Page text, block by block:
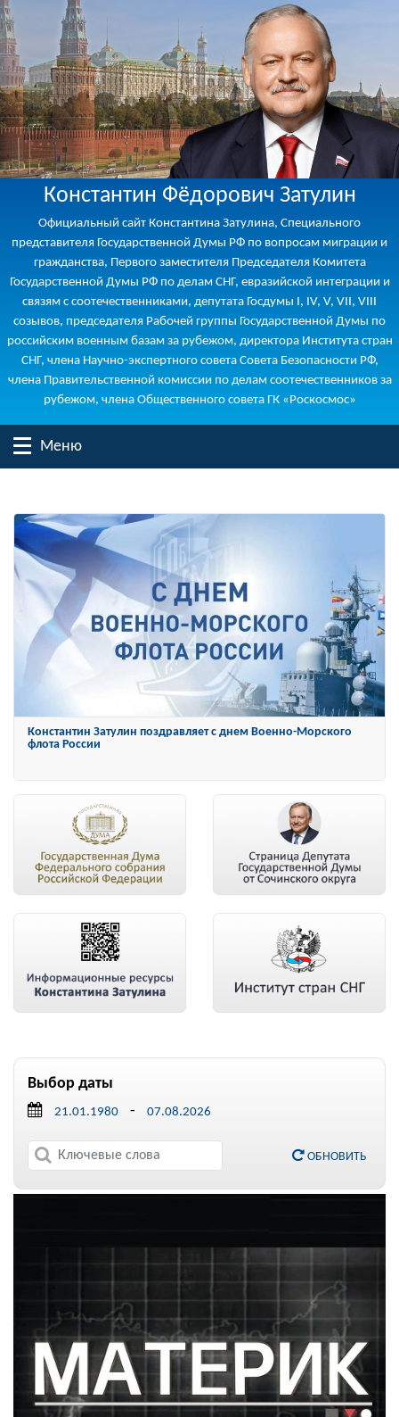
Константин Фёдорович Затулин
Официальный сайт Константина Затулина, Специального
представителя Государственной Думы РФ по вопросам миграции и
гражданства, Первого заместителя Председателя Комитета
Государственной Думы РФ по делам СНГ, евразийской интеграции и
связям с соотечественниками, депутата Госдумы I, IV, V, VII, VIII
созывов, председателя Рабочей группы Государственной Думы по
российским военным базам за рубежом, директора Института стран
СНГ, члена Научно-экспертного совета Совета Безопасности РФ,
члена Правительственной комиссии по делам соотечественников за
рубежом, члена Общественного совета ГК «Роскосмос»
Меню
Константин Затулин награжден Орденом «За заслуги перед
Отечеством» IV степени
Выбор даты
-
ОБНОВИТЬ